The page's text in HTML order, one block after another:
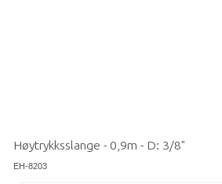
Høytrykksslange - 0,9m - D: 3/8"
EH-8203